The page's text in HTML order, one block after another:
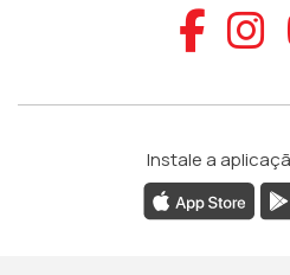
Instale a